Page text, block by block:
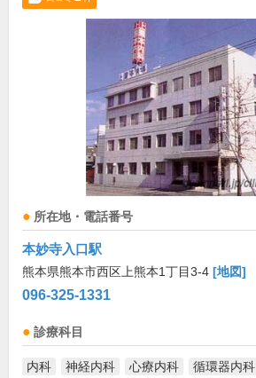
所在地・電話番号
本妙寺入口駅
熊本県熊本市西区上熊本1丁目3-4 [地図]
096-325-1331
診療科目
内科 神経内科 心療内科 循環器内科